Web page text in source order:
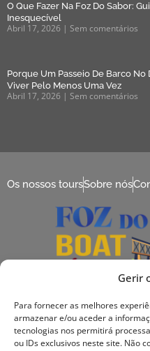
Gerir
Para fornecer as melhores
armazenar e/ou aceder a
tecnologias nos permitirá
ou IDs exclusivos neste site. Não
O Que Fazer Na Foz Do Sabor:
Inesquecível
Abril 17, 2026 Sem comentários
Porque Um Passeio De Barco
Viver Pelo Menos Uma Vez
Abril 17, 2026 Sem comentários
Os nossos toursSobre nós
Copyright © Foz do